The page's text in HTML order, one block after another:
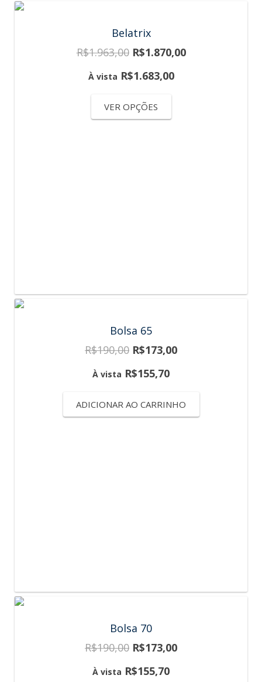
Belatrix
R$1.963,00 R$1.870,00
À vista R$1.683,00
VER OPÇÕES
Bolsa 65
R$190,00 R$173,00
À vista R$155,70
ADICIONAR AO CARRINHO
Bolsa 70
R$190,00 R$173,00
À vista R$155,70